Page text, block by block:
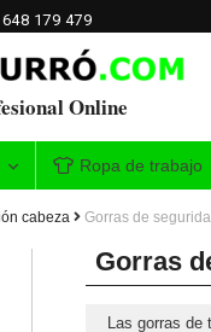
648 179 479
Online
Ropa de trabajo
cabeza Gorras de
Gorras
Las gorras de